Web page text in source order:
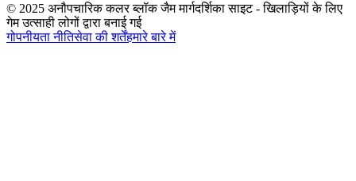
© 2025 अनौपचारिक कलर ब्लॉक जैम मार्गदर्शिका साइट - खिलाड़ियों के लिए
गेम उत्साही लोगों द्वारा बनाई गई
गोपनीयता नीतिसेवा की शर्तेंहमारे बारे में